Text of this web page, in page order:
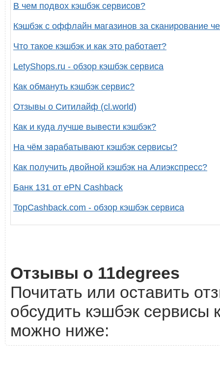
В чем подвох кэшбэк сервисов?
Кэшбэк с оффлайн магазинов за сканирование
Что такое кэшбэк и как это работает?
LetyShops.ru - обзор кэшбэк сервиса
Как обмануть кэшбэк сервис?
Отзывы о Ситилайф (cl.world)
Как и куда лучше вывести кэшбэк?
На чём зарабатывают кэшбэк сервисы?
Как получить двойной кэшбэк на Алиэкспресс?
Банк 131 от ePN Cashback
TopCashback.com - обзор кэшбэк сервиса
Отзывы о 11degrees
Почитать или оставить
обсудить кэшбэк сервисы
можно ниже: